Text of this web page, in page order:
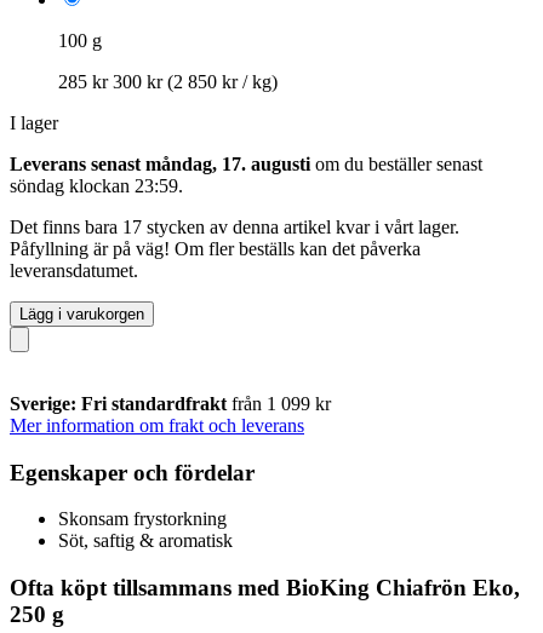
100 g
285 kr300 kr (2 850 kr / kg)
I lager
Leverans senast måndag, 17. augusti om du beställer senast
söndag klockan 23:59.
Det finns bara 17 stycken av denna artikel kvar i vårt lager.
Påfyllning är på väg! Om fler beställs kan det påverka
leveransdatumet.
Lägg i varukorgen
Sverige: Fri standardfrakt från 1 099 kr
Mer information om frakt och leverans
Egenskaper och fördelar
Skonsam frystorkning
Söt, saftig & aromatisk
Ofta köpt tillsammans med BioKing Chiafrön Eko,
250 g